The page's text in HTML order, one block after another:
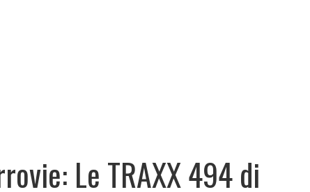
Le TRAXX 494 di